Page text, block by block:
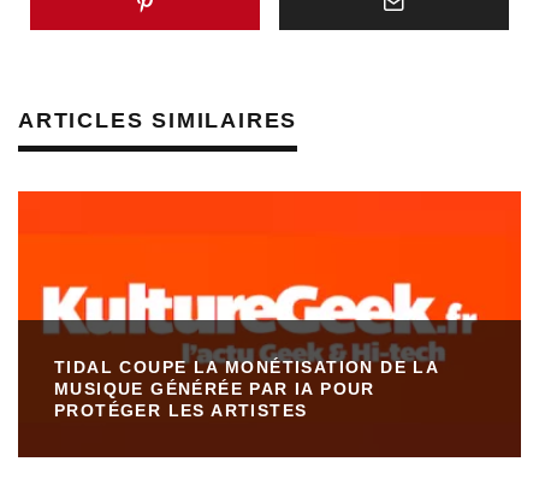
ARTICLES SIMILAIRES
TIDAL COUPE LA MONÉTISATION DE LA
MUSIQUE GÉNÉRÉE PAR IA POUR
PROTÉGER LES ARTISTES